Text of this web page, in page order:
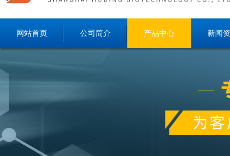
网站首页 公司简介 产品中心 新闻